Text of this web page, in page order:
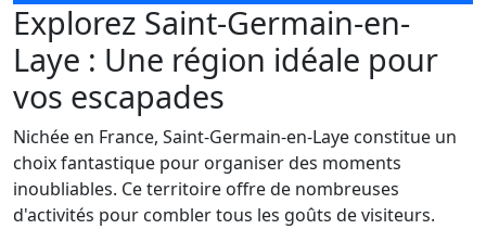
Explorez Saint-Germain-en-
Laye : Une région idéale pour
vos escapades
Nichée en France, Saint-Germain-en-Laye constitue un
choix fantastique pour organiser des moments
inoubliables. Ce territoire offre de nombreuses
d'activités pour combler tous les goûts de visiteurs.